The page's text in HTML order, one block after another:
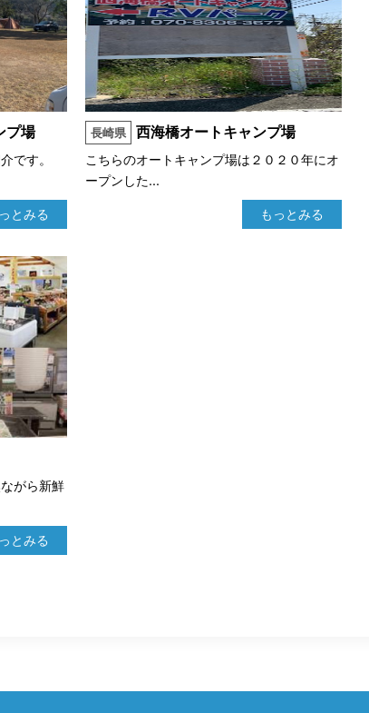
プ場
です。
とみる
長崎県 西海橋オートキャンプ場
こちらのオートキャンプ場は２０２０年にオ
ープンした...
もっとみる
がら新鮮
とみる